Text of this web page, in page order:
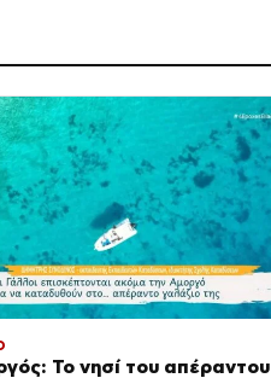
Το νησί του απέραντου